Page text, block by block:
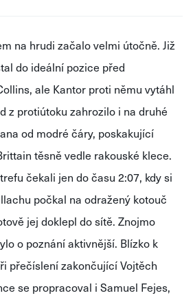
na hrudi začalo velmi útočně. Již
do ideální pozice před
ale Kantor proti němu vytáhl
z protiútoku zahrozilo i na druhé
od modré čáry, poskakující
těsně vedle rakouské klece.
čekali jen do času 2:07, kdy si
počkal na odražený kotouč
jej doklepl do sítě. Znojmo
o poznání aktivnější. Blízko k
přečíslení zakončující Vojtěch
se propracoval i Samuel Fejes,